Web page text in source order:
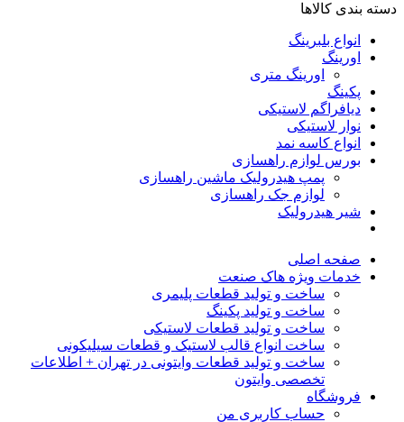
دسته بندی کالاها
انواع بلبرینگ
اورینگ
اورینگ متری
پکینگ
دیافراگم لاستیکی
نوار لاستیکی
انواع کاسه نمد
بورس لوازم راهسازی
پمپ هیدرولیک ماشین راهسازی
لوازم جک راهسازی
شیر هیدرولیک
صفحه اصلی
خدمات ویژه هاک صنعت
ساخت و تولید قطعات پلیمری
ساخت و تولید پکینگ
ساخت و تولید قطعات لاستیکی
ساخت انواع قالب لاستیک و قطعات سیلیکونی
ساخت و تولید قطعات وایتونی در تهران + اطلاعات
تخصصی وایتون
فروشگاه
حساب کاربری من